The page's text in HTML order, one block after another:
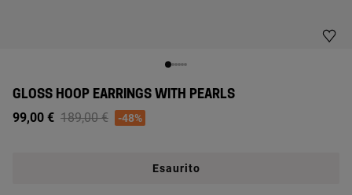
GLOSS HOOP EARRINGS WITH PEARLS
99,00 € Price reduced from
189,00 €to-48%
Esaurito